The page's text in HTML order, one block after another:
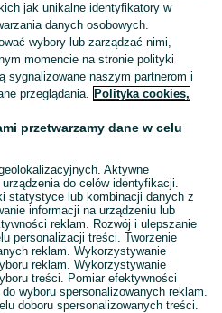
jak unikalne identyfikatory w
danych osobowych.
wybory lub zarządzać nimi,
momencie na stronie polityki
sygnalizowane naszym partnerom i
przeglądania. Polityka cookies,
przetwarzamy dane w celu
Aktywne
do celów identyfikacji.
statystyce lub kombinacji danych z
informacji na urządzeniu lub
reklam. Rozwój i ulepszanie
personalizacji treści. Tworzenie
reklam. Wykorzystywanie
reklam. Wykorzystywanie
treści. Pomiar efektywności
wyboru spersonalizowanych reklam.
doboru spersonalizowanych treści.